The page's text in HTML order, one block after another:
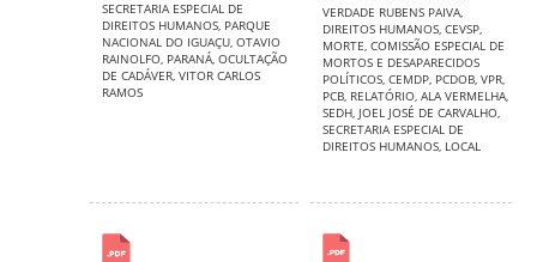
SECRETARIA ESPECIAL DE
DIREITOS HUMANOS, PARQUE
NACIONAL DO IGUAÇU, OTAVIO
RAINOLFO, PARANÁ, OCULTAÇÃO
DE CADÁVER, VITOR CARLOS
RAMOS
VERDADE RUBENS PAIVA,
DIREITOS HUMANOS, CEVSP,
MORTE, COMISSÃO ESPECIAL DE
MORTOS E DESAPARECIDOS
POLÍTICOS, CEMDP, PCDOB, VPR,
PCB, RELATÓRIO, ALA VERMELHA,
SEDH, JOEL JOSÉ DE CARVALHO,
SECRETARIA ESPECIAL DE
DIREITOS HUMANOS, LOCAL